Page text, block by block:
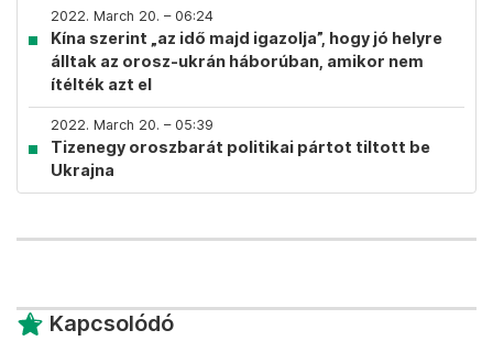
2022. March 20. – 06:24
Kína szerint „az idő majd igazolja”, hogy jó helyre
álltak az orosz-ukrán háborúban, amikor nem
ítélték azt el
2022. March 20. – 05:39
Tizenegy oroszbarát politikai pártot tiltott be
Ukrajna
Kapcsolódó